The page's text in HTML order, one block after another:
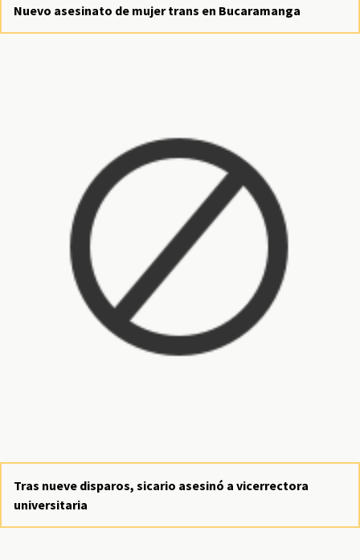
Nuevo asesinato de mujer trans en Bucaramanga
Tras nueve disparos, sicario asesinó a vicerrectora
universitaria